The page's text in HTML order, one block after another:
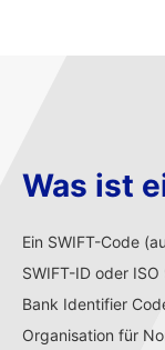
Was ist
Ein SWIFT-Code
SWIFT-ID oder
Bank Identifier
Organisation für